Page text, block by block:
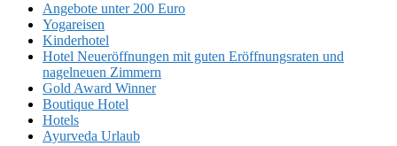
Angebote unter 200 Euro
Yogareisen
Kinderhotel
Hotel Neueröffnungen mit guten Eröffnungsraten und
nagelneuen Zimmern
Gold Award Winner
Boutique Hotel
Hotels
Ayurveda Urlaub